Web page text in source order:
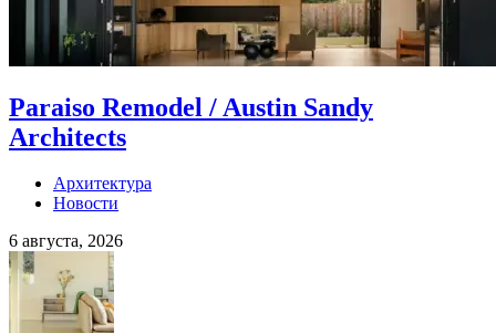
Paraiso Remodel / Austin Sandy
Architects
Архитектура
Новости
6 августа, 2026